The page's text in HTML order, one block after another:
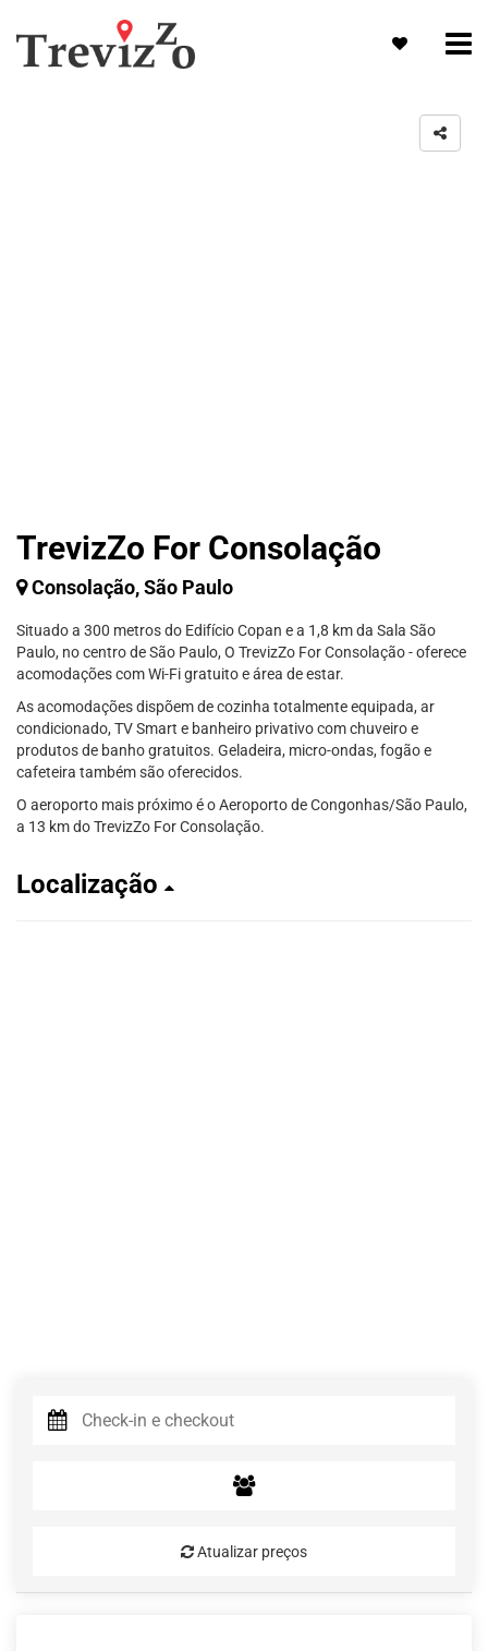
TrevizZo For Consolação
Consolação, São Paulo
Situado a 300 metros do Edifício Copan e a 1,8 km da Sala São
Paulo, no centro de São Paulo, O TrevizZo For Consolação - oferece
acomodações com Wi-Fi gratuito e área de estar.
As acomodações dispõem de cozinha totalmente equipada, ar
condicionado, TV Smart e banheiro privativo com chuveiro e
produtos de banho gratuitos. Geladeira, micro-ondas, fogão e
cafeteira também são oferecidos.
O aeroporto mais próximo é o Aeroporto de Congonhas/São Paulo,
a 13 km do TrevizZo For Consolação.
Localização
Atualizar preços